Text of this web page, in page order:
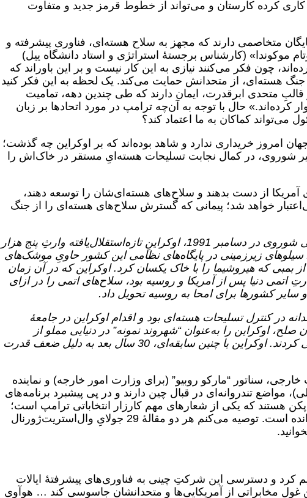
کاری کرده کارستان و می‌تواند از خطوط قرمز جدید و متفاوت
متخاصمی دارند که مجهز به سلاح هسته‌ای، فناوری پیشرفته و
موکوندا» (کارشناس برجستۀ استراتژی و استاد دانشگاه ییل)
چون فکر می‌کنند نیازی به این کار نیست و بر این باوراند که
هسته‌ای، از متحدانش حمایت می‌کند. یک لحظه به این فکر کنید
قالبِ متحدی ابرقدرت، ایمان دارند که طی چندین دهه، تمامیت
کرده‌اند.» حال با توجه به آن‌چه ترامپ در مورد اتحادها بر زبان
می‌تواند کماکان به ما اعتماد کند؟
امروز خریداری ندارد و شاهد بوده‌اند که بر اوکراین چه گذشت؛
شوروی، در کمال نجابت تسلیحات هسته‌ایِ مستقر در خاک‌اش را
آمریکا از دست بدهند و سلاح‌های هسته‌ای‌شان را توسعه دهند،
خواهد شد؛ پیمانی که گسترش سلاح‌های هسته‌ای را از جنگ
[م. در پایان جنگ سرد و پس از فروپاشی شوروی در دسامبر 1991، اوکراینِ تازه‌استقلال‌یافته وارثِ پنج هزار
زیرزمینی در پایگاه‌های نظامی این کشور حاویِ موشک‌های
بمبی که هیروشیما را با خاک یکسان کرد. اوکراین که در آن زمان
اتمی دنیا پس از آمریکا و روسیه بود، سلاح‌های اتمی را در ازای
سایر کشورها برای امحا به روسیه تحویل داد.
در کنترل تسلیحات هسته‌ای بود و اقدام اوکراین در جامعۀ
اوکراین را به‌عنوان “شهروند نمونه” در دنیایی مملو از
کشورهای خواهانِ قدرت هسته‌ای معرفی کردند. اوکراین با چنین سابقه‌ای، 30 سال بعد به دلیل ضعف قدرت
سناتور “مارکو روبیو” (برای وزارت امور خارجه) و نماینده
مواضع تندروانه‌ای در قبال چین دارند و در پی پیشبرد برنامه‌های
هستند که یکی از شعارهای مهم کارزار انتخاباتی ترامپ است؛
غافل از این که چین دست ترامپ را خوانده است. توصیه می‌کنم هر دو مقالهٔ 29 جولایِ وال‌استریت‌ژورنال
کرد و دسترسی این شرکتِ چینی به فناوری‌های پیشرفتۀ ایالات
مخابراتی از آمریکایی‌ها و متحدانشان جاسوسی کند … هوآوی